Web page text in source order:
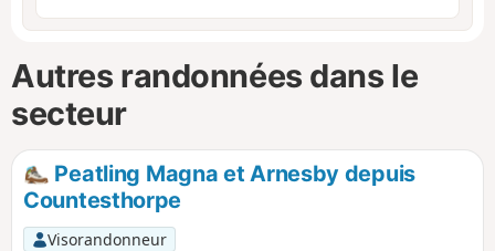
Autres randonnées dans le
secteur
Peatling Magna et Arnesby depuis
Countesthorpe
Visorandonneur